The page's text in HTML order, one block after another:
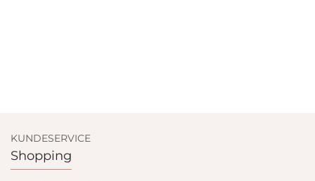
KUNDESERVICE
Shopping